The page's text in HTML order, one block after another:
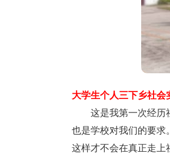
大学生个人三下乡社会
这是我第一次经历社
也是学校对我们的要求
这样才不会在真正走上